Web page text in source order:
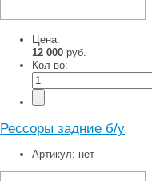
Цена:
12 000 руб.
Кол-во:
Рессоры задние б/у
Артикул: нет